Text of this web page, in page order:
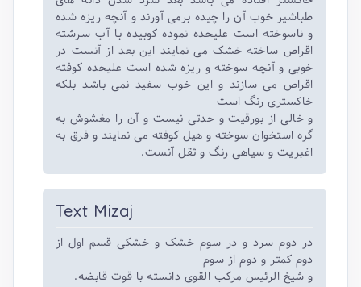
طباشیر خوب آن را چیده برمی آورند و آنچه ریزه شده
و ناسوخته است علیحده نموده کوبیده با آب سرشته
اقراص ساخته خشک می نمایند این بعد از آنست در
خوبی و آنچه سوخته و ریزه شده است علیحده کوفته
اقراص می سازند و این خوب سفید نمی باشد بلکه
خاکستری رنگ است
و خالی از بورقیت و حدتی نیست و آن را مغشوش به
گره استخوان سوخته و هیل کوفته می نمایند و فرق به
اغبریت و سیاهی رنگ و ثقل آنست.
Text Mizaj
در دوم سرد و در سوم خشک و خشکی قسم اول از
دوم کمتر و دوم از سوم
و شیخ الرئیس مرکب القوی دانسته با قوت قابضه.